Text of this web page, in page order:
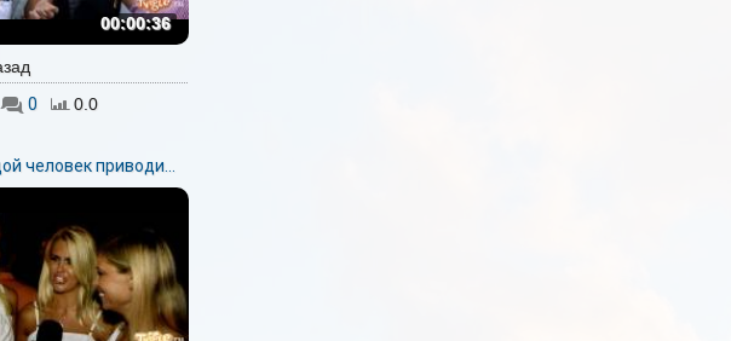
00:00:36
0 0.0
человек приводи...